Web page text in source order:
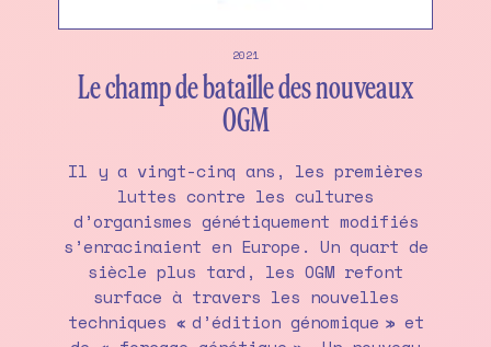
2021
Le champ de bataille des nouveaux
OGM
Il y a vingt-cinq ans, les premières
luttes contre les cultures
d’organismes génétiquement modifiés
s’enracinaient en Europe. Un quart de
siècle plus tard, les OGM refont
surface à travers les nouvelles
techniques « d’édition génomique » et